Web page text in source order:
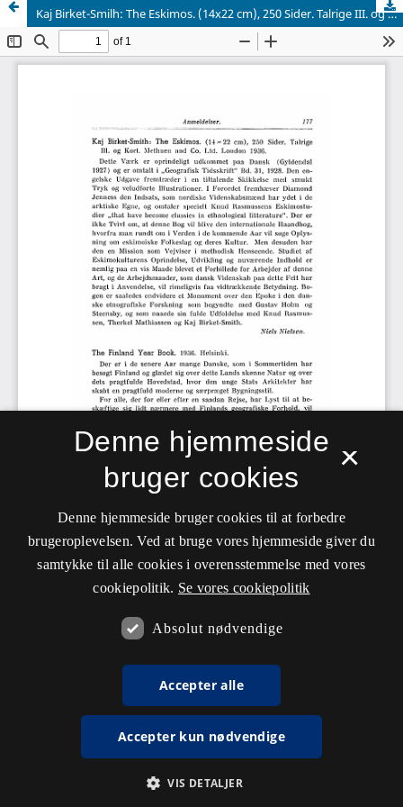
Kaj Birket-Smilh: The Eskimos. (14x22 cm), 250 Sider. Talrige III. og Kort. Methuen and Co. Ltd. London 1936.
×
Denne hjemmeside
bruger cookies
Denne hjemmeside bruger cookies til at forbedre
brugeroplevelsen. Ved at bruge vores hjemmeside giver du
samtykke til alle cookies i overensstemmelse med vores
cookiepolitik. Se vores cookiepolitik
Absolut nødvendige
Accepter alle
Accepter kun nødvendige
VIS DETALJER